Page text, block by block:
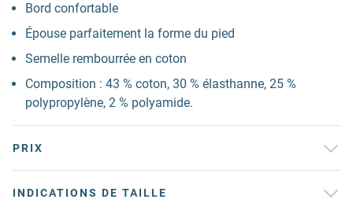
Bord confortable
Épouse parfaitement la forme du pied
Semelle rembourrée en coton
Composition : 43 % coton, 30 % élasthanne, 25 %
polypropylène, 2 % polyamide.
PRIX
INDICATIONS DE TAILLE